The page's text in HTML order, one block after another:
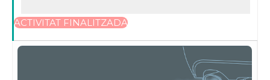
ACTIVITAT FINALITZADA